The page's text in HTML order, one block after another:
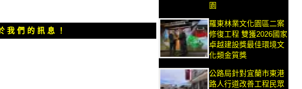
我們的訊息！
園
羅東林業文化園區二案
修復工程 雙獲2026國家
卓越建設獎最佳環境文
化類金質獎
公路局針對宜蘭市東港
路人行道改善工程民眾